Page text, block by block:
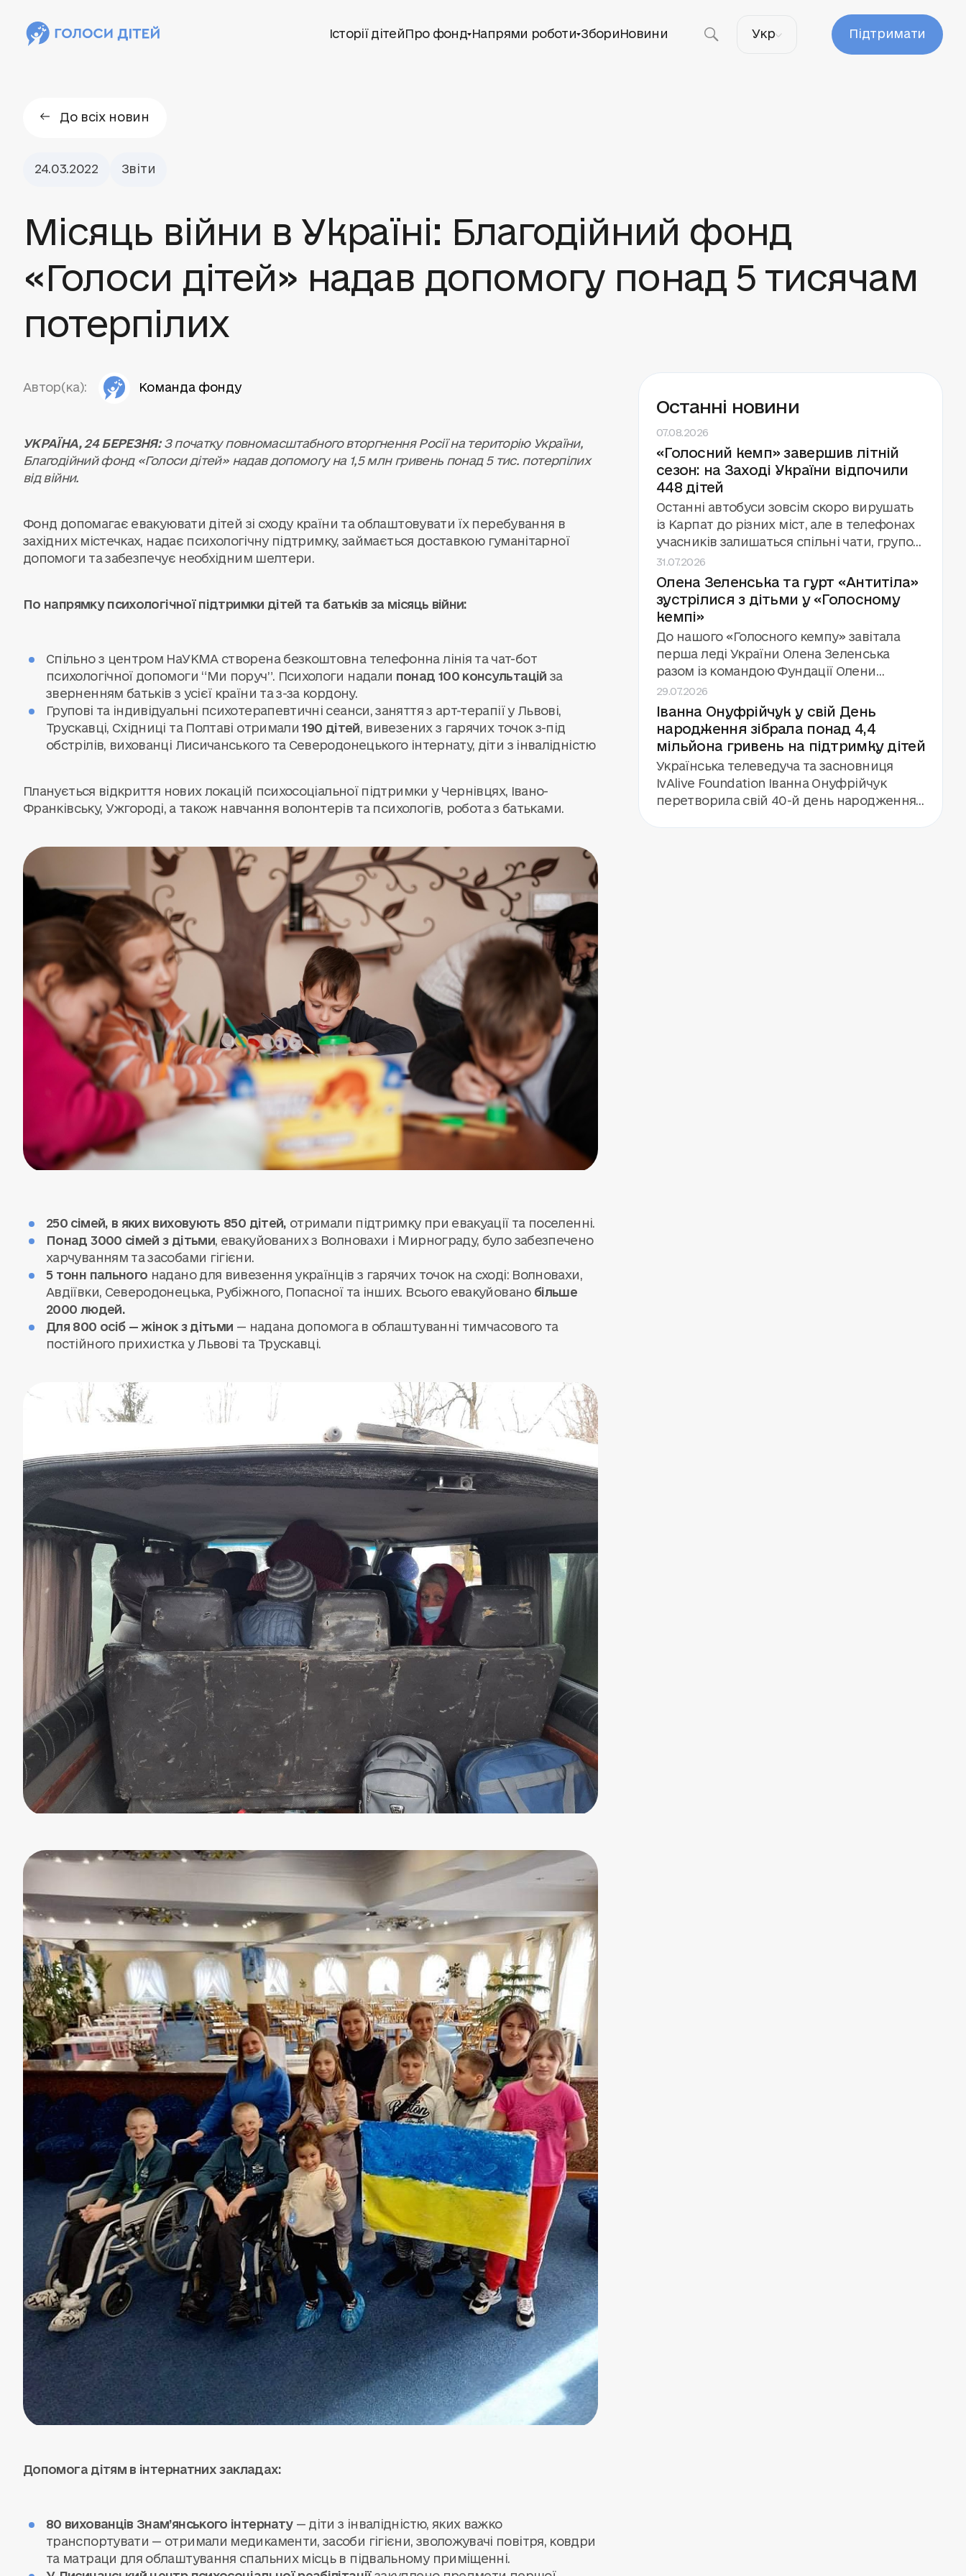
Історії дітейПро фонд Напрями роботи ЗбориНовини Укр Підтримати
До всіх новин
24.03.2022 Звіти
Місяць війни в Україні: Благодійний фонд
«Голоси дітей» надав допомогу понад 5 тисячам
потерпілих
Автор(ка): Команда фонду
УКРАЇНА, 24 БЕРЕЗНЯ:З початку повномасштабного вторгнення Росії на територію України,
Благодійний фонд «Голоси дітей» надав допомогу на 1,5 млн гривень понад 5 тис. потерпілих
від війни.
Фонд допомагає евакуювати дітей зі сходу країни та облаштовувати їх перебування в
західних містечках, надає психологічну підтримку, займається доставкою гуманітарної
допомоги та забезпечує необхідним шелтери.
По напрямку психологічної підтримки дітей та батьків за місяць війни:
Спільно з центром НаУКМА створена безкоштовна телефонна лінія та чат-бот
психологічної допомоги “Ми поруч”. Психологи надали понад 100 консультацій за
зверненням батьків з усієї країни та з-за кордону.
Групові та індивідуальні психотерапевтичні сеанси, заняття з арт-терапії у Львові,
Трускавці, Східниці та Полтаві отримали190 дітей, вивезених з гарячих точок з-під
обстрілів, вихованці Лисичанського та Северодонецького інтернату, діти з інвалідністю
Планується відкриття нових локацій психосоціальної підтримки у Чернівцях, Івано-
Франківську, Ужгороді, а також навчання волонтерів та психологів, робота з батьками.
250 сімей, в яких виховують 850 дітей, отримали підтримку при евакуації та поселенні.
Понад 3000 сімей з дітьми, евакуйованих з Волновахи і Мирнограду, було забезпечено
харчуванням та засобами гігієни.
5 тонн пального надано для вивезення українців з гарячих точок на сході: Волновахи,
Авдіївки, Северодонецька, Рубіжного, Попасної та інших. Всього евакуйовано більше
2000 людей.
Для 800 осіб — жінок з дітьми — надана допомога в облаштуванні тимчасового та
постійного прихистка у Львові та Трускавці.
Допомога дітям в інтернатних закладах:
80 вихованців Знам’янського інтернату— діти з інвалідністю, яких важко
транспортувати — отримали медикаменти, засоби гігієни, зволожувачі повітря, ковдри
та матраци для облаштування спальних місць в підвальному приміщенні.
Останні новини
07.08.2026
«Голосний кемп» завершив літній
сезон: на Заході України відпочили
448 дітей
Останні автобуси зовсім скоро вирушать
із Карпат до різних міст, але в телефонах
учасників залишаться спільні чати, групові
фото й обіцянки зустрітися знову.
«Голосний кемп» завершив третій сезон
поспіль за підтримки та у співпраці з
Фундацією Олени Зеленської. Цього літа
фонд «Голоси дітей» провів вісім змін для
448 дітей, які зазнали впливу війни.
31.07.2026
Олена Зеленська та гурт «Антитіла»
зустрілися з дітьми у «Голосному
кемпі»
До нашого «Голосного кемпу» завітала
перша леді України Олена Зеленська
разом із командою Фундації Олени
Зеленської та міністром освіти Андрієм
Бутенком. А ще — гурт «Антитіла», який
дав концерт для 112 дітей і команди кемпу.
29.07.2026
Іванна Онуфрійчук у свій День
народження зібрала понад 4,4
мільйона гривень на підтримку дітей
Українська телеведуча та засновниця
IvAlive Foundation Іванна Онуфрійчук
перетворила свій 40-й день народження